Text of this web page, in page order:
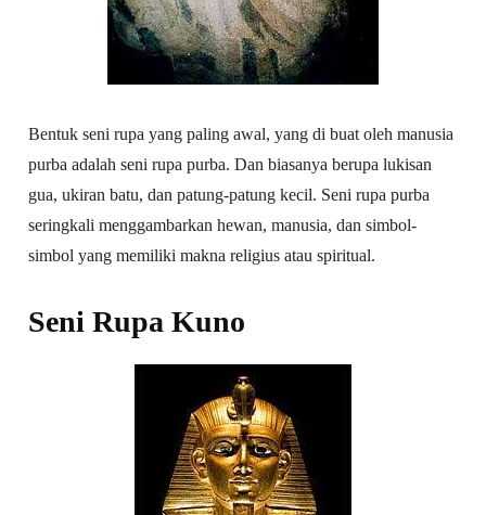
Bentuk seni rupa yang paling awal, yang di buat oleh manusia
purba adalah seni rupa purba. Dan biasanya berupa lukisan
gua, ukiran batu, dan patung-patung kecil. Seni rupa purba
seringkali menggambarkan hewan, manusia, dan simbol-
simbol yang memiliki makna religius atau spiritual.
Seni Rupa Kuno